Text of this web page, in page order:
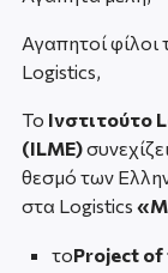
Αγαπητοί φίλοι
Logistics,
Το Ινστιτούτο
(ILME)
θεσμό των
στα Logistics
τοProject of